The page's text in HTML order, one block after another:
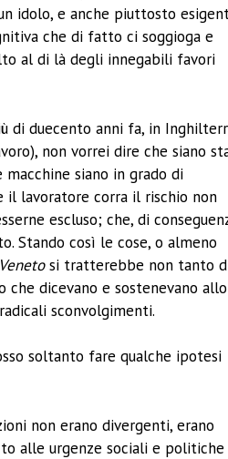
idolo, e anche piuttosto
che di fatto ci soggioga e
al di là degli innegabili favori
di duecento anni fa, in
non vorrei dire che siano
siano in grado di
il lavoratore corra il rischio non
escluso; che, di
Stando così le cose, o almeno
si tratterebbe non tanto
dicevano e sostenevano
sconvolgimenti.
soltanto fare qualche ipotesi
non erano divergenti, erano
alle urgenze sociali e politiche